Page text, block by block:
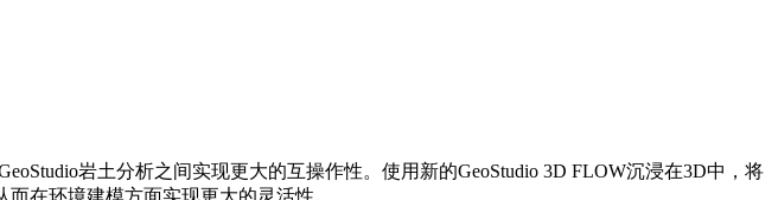
岩土分析之间实现更大的互操作性。使用新的GeoStudio 3D FLOW沉浸在3D中，将
在环境建模方面实现更大的灵活性。